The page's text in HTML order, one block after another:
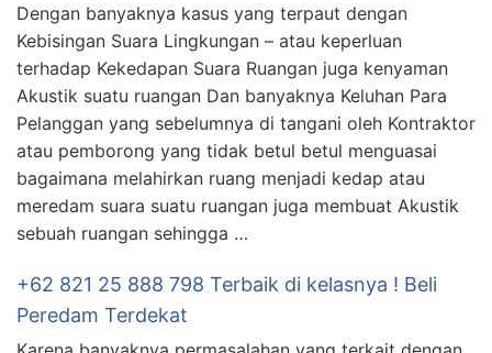
Dengan banyaknya kasus yang terpaut dengan
Kebisingan Suara Lingkungan – atau keperluan
terhadap Kekedapan Suara Ruangan juga kenyaman
Akustik suatu ruangan Dan banyaknya Keluhan Para
Pelanggan yang sebelumnya di tangani oleh Kontraktor
atau pemborong yang tidak betul betul menguasai
bagaimana melahirkan ruang menjadi kedap atau
meredam suara suatu ruangan juga membuat Akustik
sebuah ruangan sehingga …
+62 821 25 888 798 Terbaik di kelasnya ! Beli
Peredam Terdekat